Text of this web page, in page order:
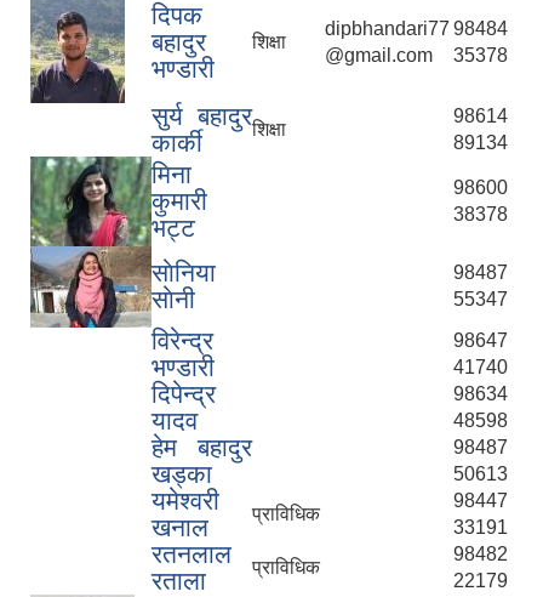
दिपक
बहादुर
भण्डारी
शिक्षा
dipbhandari77
@gmail.com
98484
35378
सुर्य बहादुर
कार्की
शिक्षा
98614
89134
मिना
कुमारी
भट्ट
98600
38378
साेनिया
साेनी
98487
55347
विरेन्द्र
भण्डारी
98647
41740
दिपेन्द्र
यादव
98634
48598
हेम बहादुर
खड्का
98487
50613
यमेश्वरी
खनाल
प्राविधिक
98447
33191
रतनलाल
रताला
प्राविधिक
98482
22179